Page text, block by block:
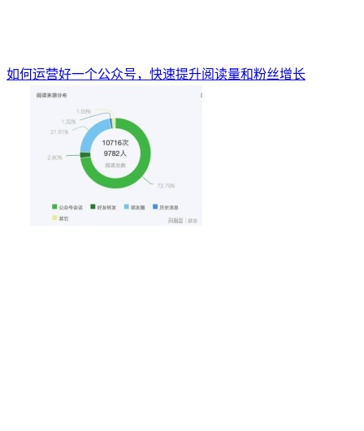
如何运营好一个公众号，快速提升阅读量和粉丝增长